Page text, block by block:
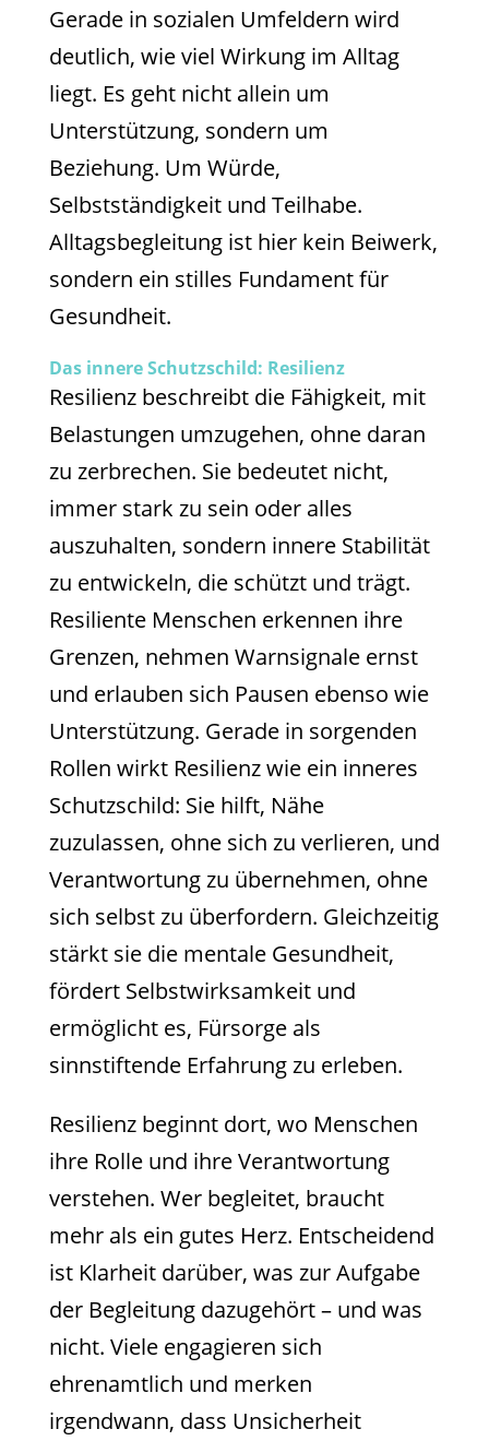
Gerade in sozialen Umfeldern wird
deutlich, wie viel Wirkung im Alltag
liegt. Es geht nicht allein um
Unterstützung, sondern um
Beziehung. Um Würde,
Selbstständigkeit und Teilhabe.
Alltagsbegleitung ist hier kein Beiwerk,
sondern ein stilles Fundament für
Gesundheit.
Das innere Schutzschild: Resilienz
Resilienz beschreibt die Fähigkeit, mit
Belastungen umzugehen, ohne daran
zu zerbrechen. Sie bedeutet nicht,
immer stark zu sein oder alles
auszuhalten, sondern innere Stabilität
zu entwickeln, die schützt und trägt.
Resiliente Menschen erkennen ihre
Grenzen, nehmen Warnsignale ernst
und erlauben sich Pausen ebenso wie
Unterstützung. Gerade in sorgenden
Rollen wirkt Resilienz wie ein inneres
Schutzschild: Sie hilft, Nähe
zuzulassen, ohne sich zu verlieren, und
Verantwortung zu übernehmen, ohne
sich selbst zu überfordern. Gleichzeitig
stärkt sie die mentale Gesundheit,
fördert Selbstwirksamkeit und
ermöglicht es, Fürsorge als
sinnstiftende Erfahrung zu erleben.
Resilienz beginnt dort, wo Menschen
ihre Rolle und ihre Verantwortung
verstehen. Wer begleitet, braucht
mehr als ein gutes Herz. Entscheidend
ist Klarheit darüber, was zur Aufgabe
der Begleitung dazugehört – und was
nicht. Viele engagieren sich
ehrenamtlich und merken
irgendwann, dass Unsicherheit